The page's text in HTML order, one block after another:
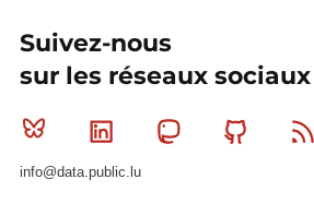
Suivez-nous
sur les réseaux sociaux
Bluesky Linkedin MastodonGithub
info@data.public.lu